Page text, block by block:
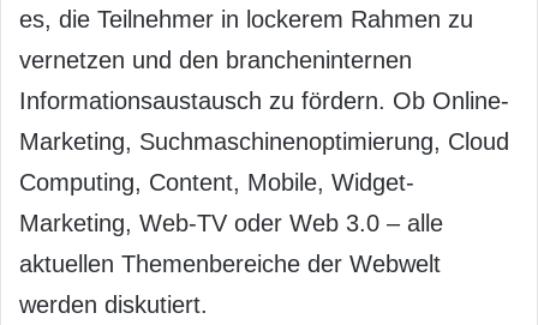
es, die Teilnehmer in lockerem Rahmen zu
vernetzen und den brancheninternen
Informationsaustausch zu fördern. Ob Online-
Marketing, Suchmaschinenoptimierung, Cloud
Computing, Content, Mobile, Widget-
Marketing, Web-TV oder Web 3.0 – alle
aktuellen Themenbereiche der Webwelt
werden diskutiert.